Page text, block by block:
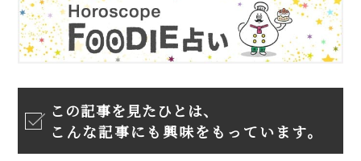
この記事を見たひとは、
こんな記事にも興味をもっています。